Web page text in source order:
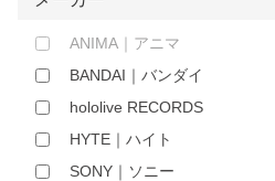
ANIMA｜アニマ
BANDAI｜バンダイ
hololive RECORDS
HYTE｜ハイト
SONY｜ソニー